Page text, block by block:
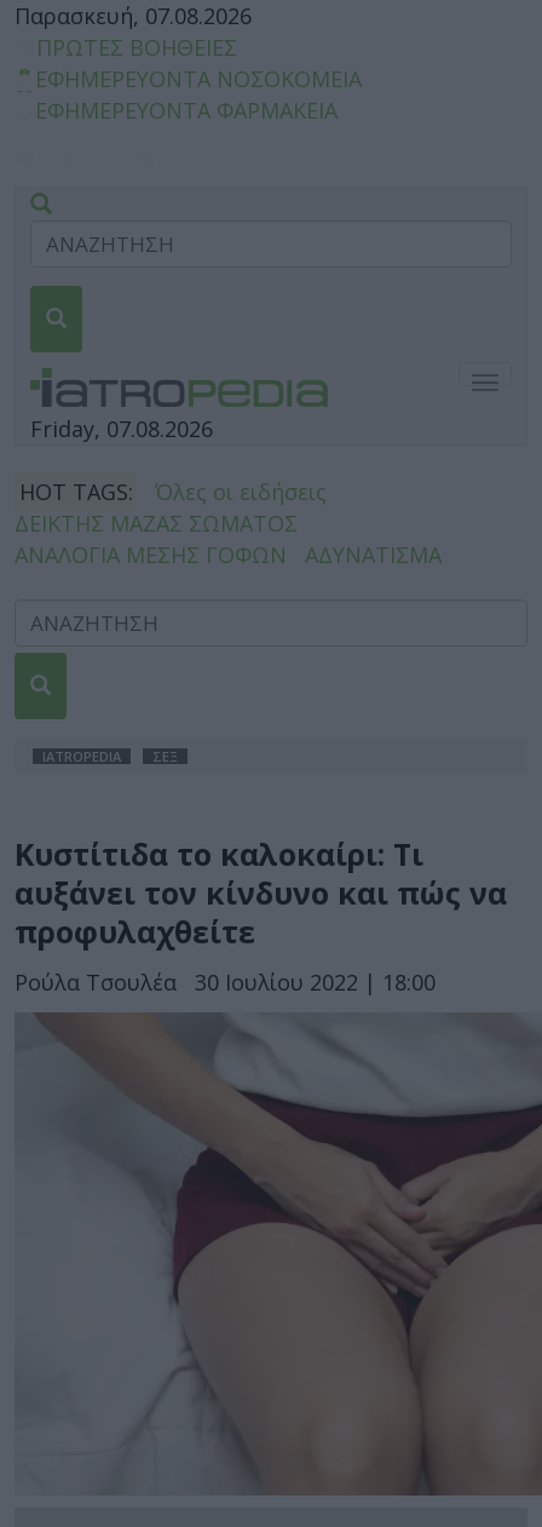
Παρασκευή, 07.08.2026
ΠΡΩΤΕΣ ΒΟΗΘΕΙΕΣ
ΕΦΗΜΕΡΕΥΟΝΤΑ ΝΟΣΟΚΟΜΕΙΑ
ΕΦΗΜΕΡΕΥΟΝΤΑ ΦΑΡΜΑΚΕΙΑ
Friday, 07.08.2026
HOT TAGS:
Όλες οι ειδήσεις
ΔΕΙΚΤΗΣ ΜΑΖΑΣ ΣΩΜΑΤΟΣ
ΑΝΑΛΟΓΙΑ ΜΕΣΗΣ ΓΟΦΩΝ
ΑΔΥΝΑΤΙΣΜΑ
IATROPEDIA ΣΕΞ
Κυστίτιδα το καλοκαίρι: Τι
αυξάνει τον κίνδυνο και πώς να
προφυλαχθείτε
Ρούλα Τσουλέα 30 Ιουλίου 2022 | 18:00